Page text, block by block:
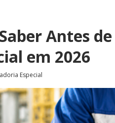
Antes
em 2026
Especial